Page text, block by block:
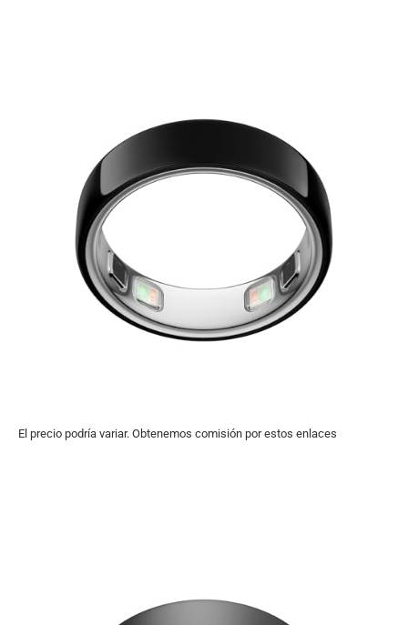
El precio podría variar. Obtenemos comisión por estos enlaces